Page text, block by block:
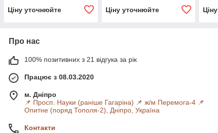
Ціну уточнюйте Ціну уточнюйте
Про нас
100% позитивних з 21 відгука за рік
Працює з 08.03.2020
м. Дніпро
📌 Просп. Науки (раніше Гагаріна) 📌 ж/м Перемога-4 📌
Опитне (поряд Тополя-2), Дніпро, Україна
Контакти